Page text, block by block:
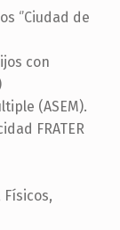
‘’Ciudad de
con
(ASEM).
FRATER